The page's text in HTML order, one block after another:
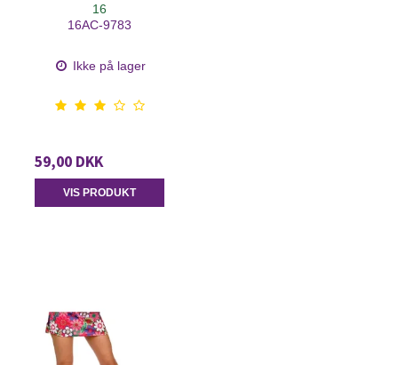
16
16AC-9783
Ikke på lager
59,00 DKK
VIS PRODUKT